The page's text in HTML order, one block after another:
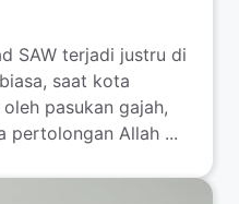
SAW terjadi justru di
saat kota
pasukan gajah,
pertolongan Allah ...